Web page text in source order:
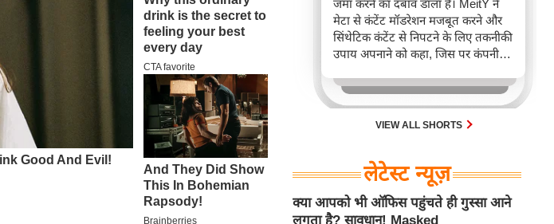
जमा करने का दबाव डाला है। MeitY ने
मेटा से कंटेंट मॉडरेशन मजबूत करने और
सिंथेटिक कंटेंट से निपटने के लिए तकनीकी
उपाय अपनाने को कहा, जिस पर कंपनी ने
कार्रवाई AI-जनित हानिकारक सामग्री के
बढ़ते प्रसार के बीच ऑनलाइन सुरक्षा
सुनिश्चित करने के लिए की गई है।
VIEW ALL SHORTS
लेटेस्ट न्यूज़
क्या आपको भी ऑफिस पहुंचते ही गुस्सा आने
लगता है? सावधान! Masked